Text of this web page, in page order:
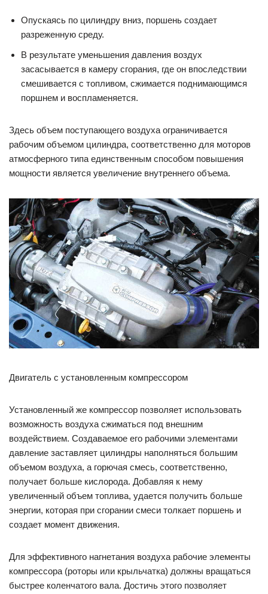
Опускаясь по цилиндру вниз, поршень создает
разреженную среду.
В результате уменьшения давления воздух
засасывается в камеру сгорания, где он впоследствии
смешивается с топливом, сжимается поднимающимся
поршнем и воспламеняется.
Здесь объем поступающего воздуха ограничивается
рабочим объемом цилиндра, соответственно для моторов
атмосферного типа единственным способом повышения
мощности является увеличение внутреннего объема.
Двигатель с установленным компрессором
Установленный же компрессор позволяет использовать
возможность воздуха сжиматься под внешним
воздействием. Создаваемое его рабочими элементами
давление заставляет цилиндры наполняться большим
объемом воздуха, а горючая смесь, соответственно,
получает больше кислорода. Добавляя к нему
увеличенный объем топлива, удается получить больше
энергии, которая при сгорании смеси толкает поршень и
создает момент движения.
Для эффективного нагнетания воздуха рабочие элементы
компрессора (роторы или крыльчатка) должны вращаться
быстрее коленчатого вала. Достичь этого позволяет